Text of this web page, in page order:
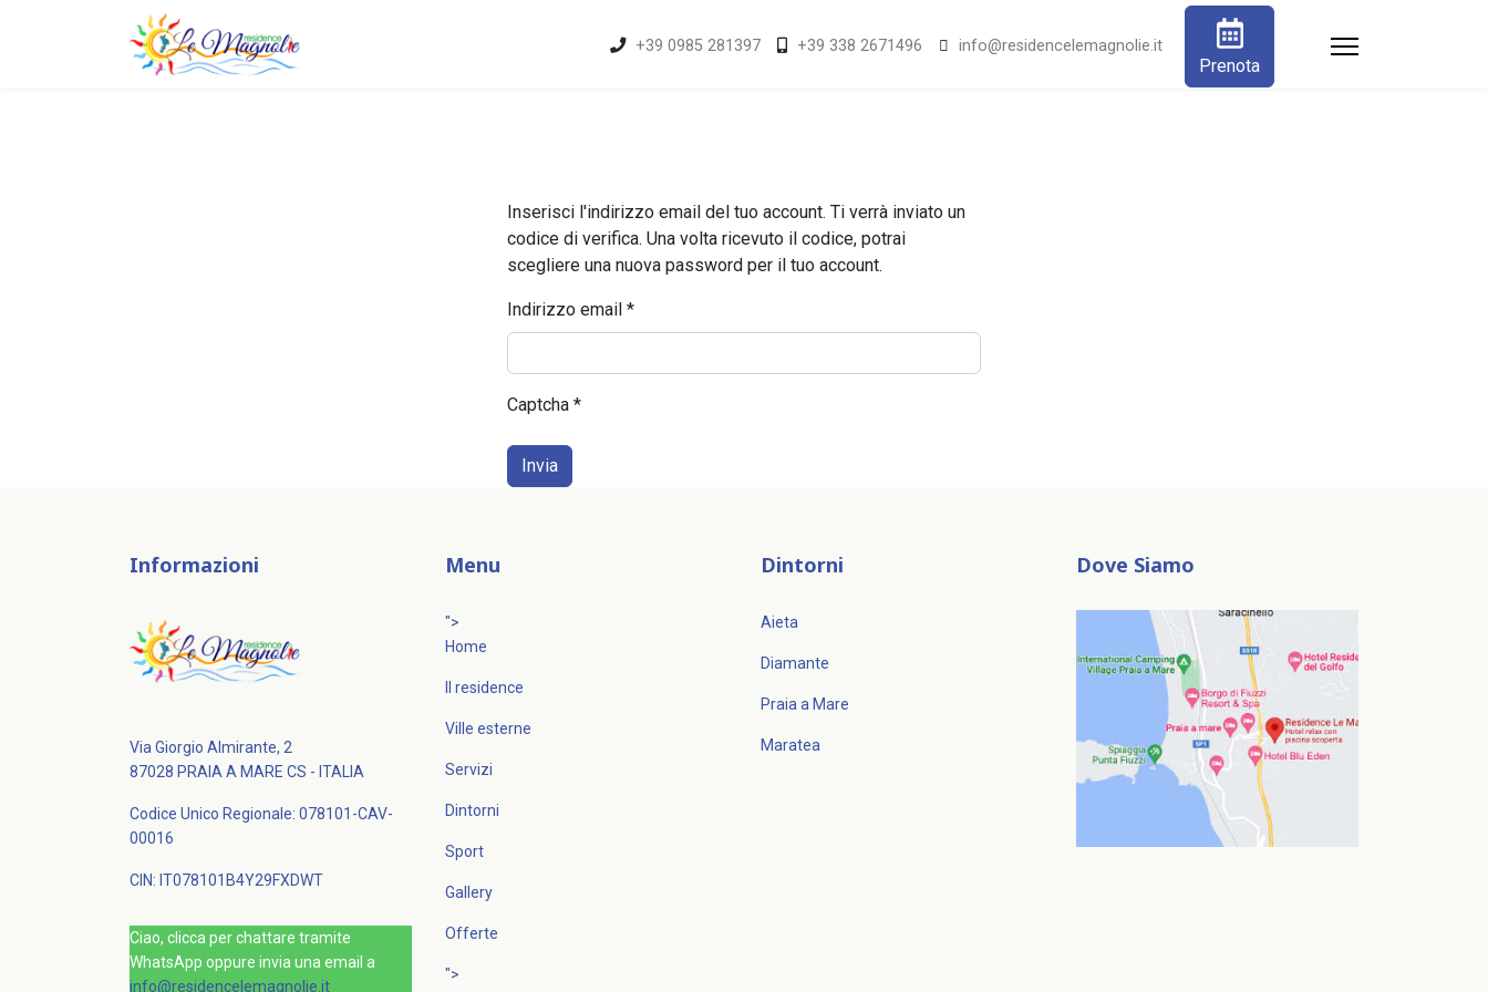
+39 0985 281397 +39 338 2671496 info@residencelemagnolie.it
Prenota
Servizi
Inserisci l'indirizzo email del tuo account. Ti verrà inviato un
codice di verifica. Una volta ricevuto il codice, potrai
scegliere una nuova password per il tuo account.
Indirizzo email *
Captcha *
Invia
Informazioni
Via Giorgio Almirante, 2
87028 PRAIA A MARE CS - ITALIA
Codice Unico Regionale: 078101-CAV-
00016
CIN: IT078101B4Y29FXDWT
Ciao, clicca per chattare tramite
WhatsApp oppure invia una email a
info@residencelemagnolie.it
Menu
">
Home
Il residence
Ville esterne
Servizi
Dintorni
Sport
Gallery
Offerte
">
Dintorni
Aieta
Diamante
Praia a Mare
Maratea
Dove Siamo